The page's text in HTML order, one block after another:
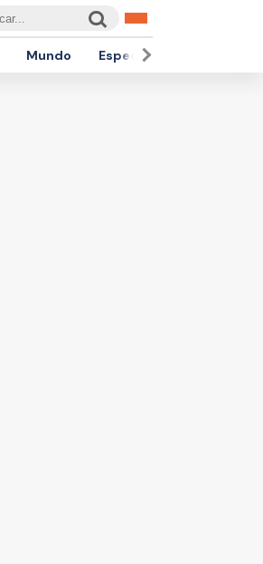
Mundo Espectáculos